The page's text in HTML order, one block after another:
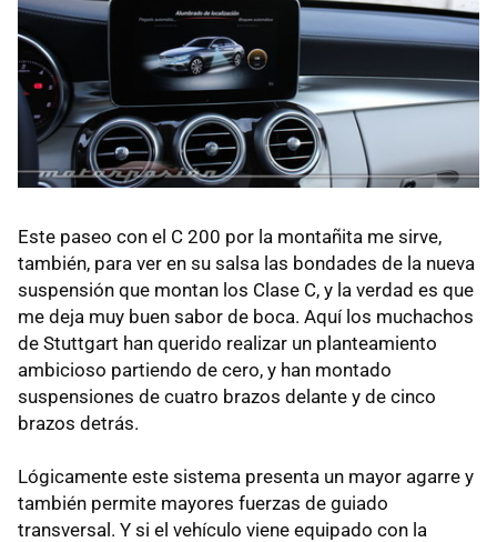
Este paseo con el C 200 por la montañita me sirve,
también, para ver en su salsa las bondades de la nueva
suspensión que montan los Clase C, y la verdad es que
me deja muy buen sabor de boca. Aquí los muchachos
de Stuttgart han querido realizar un planteamiento
ambicioso partiendo de cero, y han montado
suspensiones de cuatro brazos delante y de cinco
brazos detrás.
Lógicamente este sistema presenta un mayor agarre y
también permite mayores fuerzas de guiado
transversal. Y si el vehículo viene equipado con la